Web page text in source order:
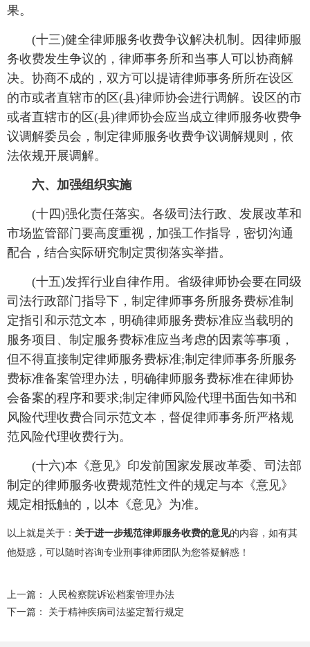
果。
(十三)健全律师服务收费争议解决机制。因律师服
务收费发生争议的，律师事务所和当事人可以协商解
决。协商不成的，双方可以提请律师事务所所在设区
的市或者直辖市的区(县)律师协会进行调解。设区的市
或者直辖市的区(县)律师协会应当成立律师服务收费争
议调解委员会，制定律师服务收费争议调解规则，依
法依规开展调解。
六、加强组织实施
(十四)强化责任落实。各级司法行政、发展改革和
市场监管部门要高度重视，加强工作指导，密切沟通
配合，结合实际研究制定贯彻落实举措。
(十五)发挥行业自律作用。省级律师协会要在同级
司法行政部门指导下，制定律师事务所服务费标准制
定指引和示范文本，明确律师服务费标准应当载明的
服务项目、制定服务费标准应当考虑的因素等事项，
但不得直接制定律师服务费标准;制定律师事务所服务
费标准备案管理办法，明确律师服务费标准在律师协
会备案的程序和要求;制定律师风险代理书面告知书和
风险代理收费合同示范文本，督促律师事务所严格规
范风险代理收费行为。
(十六)本《意见》印发前国家发展改革委、司法部
制定的律师服务收费规范性文件的规定与本《意见》
规定相抵触的，以本《意见》为准。
以上就是关于： 关于进一步规范律师服务收费的意见的内容，如有其
他疑惑，可以随时咨询专业刑事律师团队为您答疑解惑！
上一篇：
人民检察院诉讼档案管理办法
下一篇： 关于精神疾病司法鉴定暂行规定